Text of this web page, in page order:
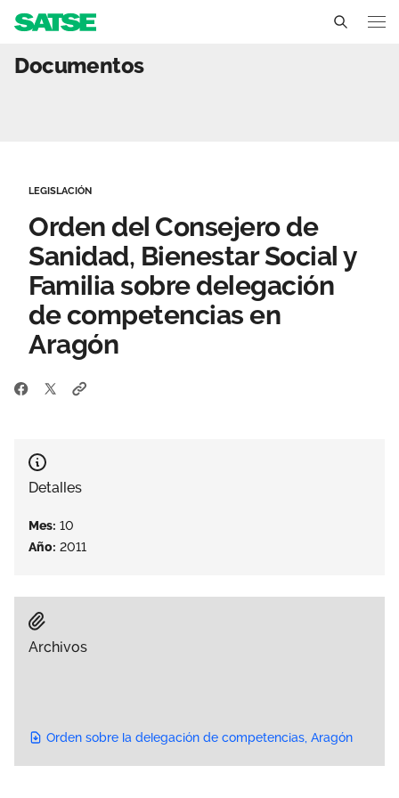
Delegados Sindicales
Estructura organizativa
Transparencia
Secciones sindicales
Servicios
Ventajas
Actualidad
Temas
Noticias
Sala de prensa
Documentos
Vídeos
Aragón
Contáctanos
Orden del Consejero de
Documentos
LEGISLACIÓN
Orden del Consejero de
Sanidad, Bienestar Social y
Familia sobre delegación
de competencias en
Aragón
Detalles
Mes: 10
Año: 2011
Archivos
Orden sobre la delegación de competencias, Aragón